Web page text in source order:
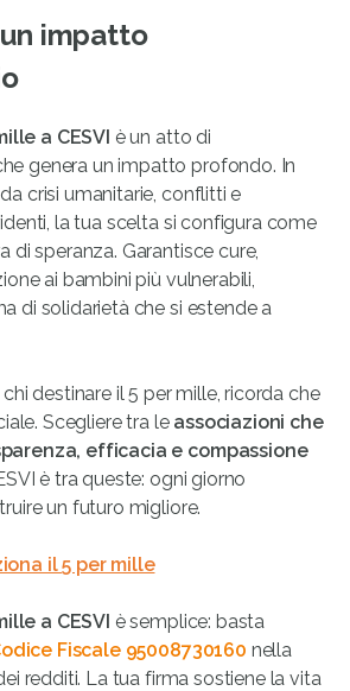
impatto
a CESVI è un atto di
genera un impatto profondo. In
crisi umanitarie, conflitti e
la tua scelta si configura come
di speranza. Garantisce cure,
ai bambini più vulnerabili,
di solidarietà che si estende a
destinare il 5 per mille, ricorda che
Scegliere tra le associazioni che
efficacia e compassione
è tra queste: ogni giorno
un futuro migliore.
il 5 per mille
a CESVI è semplice: basta
Fiscale 95008730160 nella
redditi. La tua firma sostiene la vita